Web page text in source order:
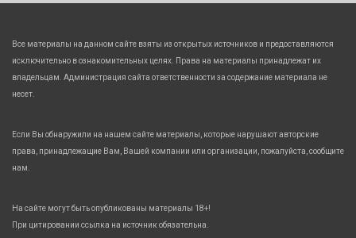
Все материалы на данном сайте взяты из открытых источников и предоставляются
исключительно в ознакомительных целях. Права на материалы принадлежат их
владельцам. Администрация сайта ответственности за содержание материала не
несет.
Если Вы обнаружили на нашем сайте материалы, которые нарушают авторские
права, принадлежащие Вам, Вашей компании или организации, пожалуйста, сообщите
нам.
На сайте могут быть опубликованы материалы 18+!
При цитировании ссылка на источник обязательна.